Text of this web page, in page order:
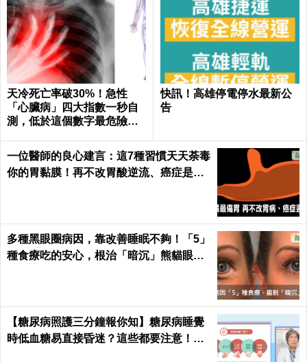
天冷死亡率破30%！急性
「心臟病」四大指數一秒自
測，低於這個數字最危險｜
快訊！高雄停電停水最新公
告
一位醫師的良心建言：這7種習慣天天荼毒
你的胃黏膜！再不改胃酸逆流、癌症是遲
多種黑眼圈病因，靠改善睡眠不夠！「5」
種食療吃的安心，根治「暗沉」熊貓眼｜
【糖尿病照護三分鐘報你知】糖尿病睡覺
時低血糖易直接昏迷？這些都要注意！陳